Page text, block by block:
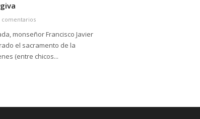
comentarios
monseñor Francisco Javier
el sacramento de la
(entre chicos...